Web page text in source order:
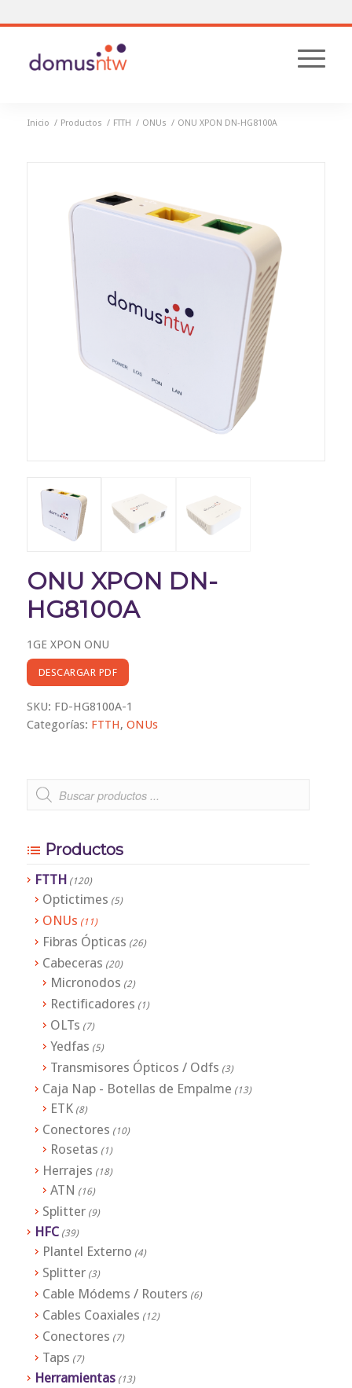
Inicio / Productos / FTTH / ONUs / ONU XPON DN-HG8100A
ONU XPON DN-
HG8100A
1GE XPON ONU
DESCARGAR PDF
SKU: FD-HG8100A-1
Categorías: FTTH, ONUs
Productos
FTTH (120)
Optictimes (5)
ONUs (11)
Fibras Ópticas (26)
Cabeceras (20)
Micronodos (2)
Rectificadores (1)
OLTs (7)
Yedfas (5)
Transmisores Ópticos / Odfs (3)
Caja Nap - Botellas de Empalme (13)
ETK (8)
Conectores (10)
Rosetas (1)
Herrajes (18)
ATN (16)
Splitter (9)
HFC (39)
Plantel Externo (4)
Splitter (3)
Cable Módems / Routers (6)
Cables Coaxiales (12)
Conectores (7)
Taps (7)
Herramientas (13)